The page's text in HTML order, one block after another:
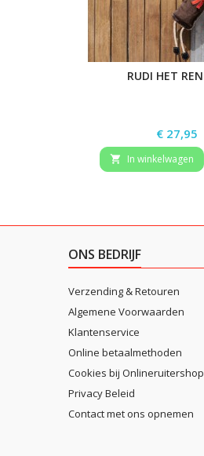
RUDI HET
Prijs
€ 27,95
 In winkelwagen
ONS BEDRIJF
Verzending & Retouren
Algemene Voorwaarden
Klantenservice
Online betaalmethoden
Cookies bij Onlineruitershop
Privacy Beleid
Contact met ons opnemen